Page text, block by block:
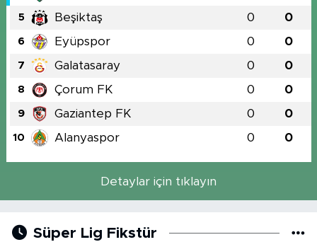
5 Beşiktaş 0 0
6 Eyüpspor 0 0
7 Galatasaray 0 0
8 Çorum FK 0 0
9 Gaziantep FK 0 0
10 Alanyaspor 0 0
Detaylar için tıklayın
Süper Lig Fikstür